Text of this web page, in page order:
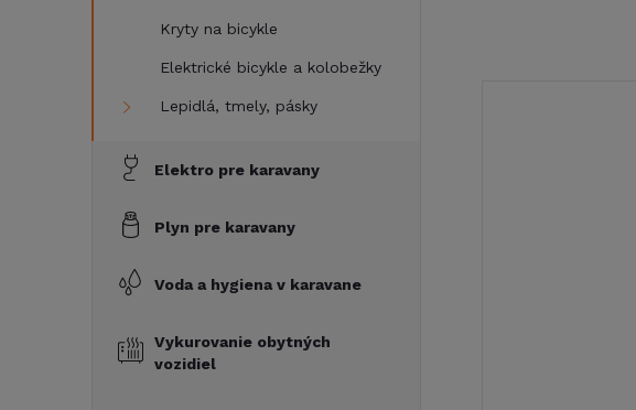
Kryty na bicykle
Elektrické bicykle a kolobežky
Lepidlá, tmely, pásky
Elektro pre karavany
Plyn pre karavany
Voda a hygiena v karavane
Vykurovanie obytných
vozidiel